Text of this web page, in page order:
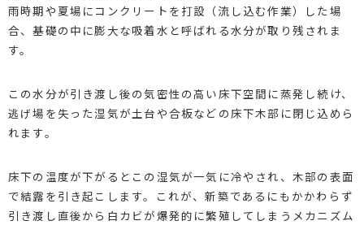
雨時期や夏場にコンクリートを打設（流し込む作業）した場
合、基礎の中に膨大な吸着水と呼ばれる水分が取り残されま
す。
この水分が引き渡し後の気密性の高い床下空間に蒸発し続け、
逃げ場を失った湿気が土台や合板などの床下木部に閉じ込めら
れます。
床下の温度が下がるとこの湿気が一気に冷やされ、木部の表面
で結露を引き起こします。これが、新築であるにもかかわらず
引き渡し直後から白カビが爆発的に繁殖してしまうメカニズム